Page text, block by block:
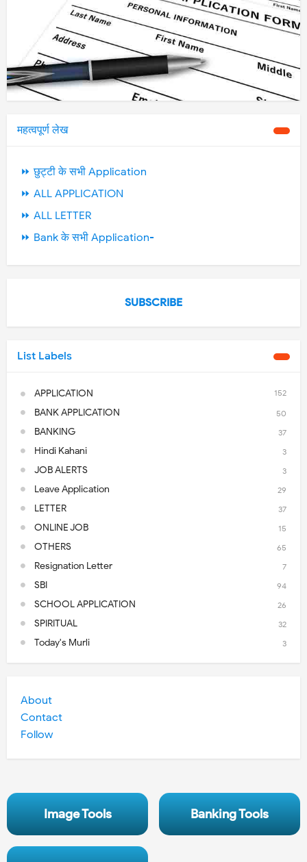
महत्वपूर्ण लेख
⏩ छुट्टी के सभी Application
⏩ ALL APPLICATION
⏩ ALL LETTER
⏩ Bank के सभी Application-
SUBSCRIBE
List Labels
APPLICATION 152
BANK APPLICATION 50
BANKING 37
Hindi Kahani 3
JOB ALERTS 3
Leave Application 29
LETTER 37
ONLINE JOB 15
OTHERS 65
Resignation Letter 7
SBI 94
SCHOOL APPLICATION 26
SPIRITUAL 32
Today's Murli 3
About
Contact
Follow
Image Tools Banking Tools